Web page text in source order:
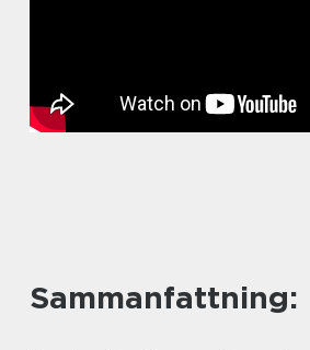
Sammanfattning: